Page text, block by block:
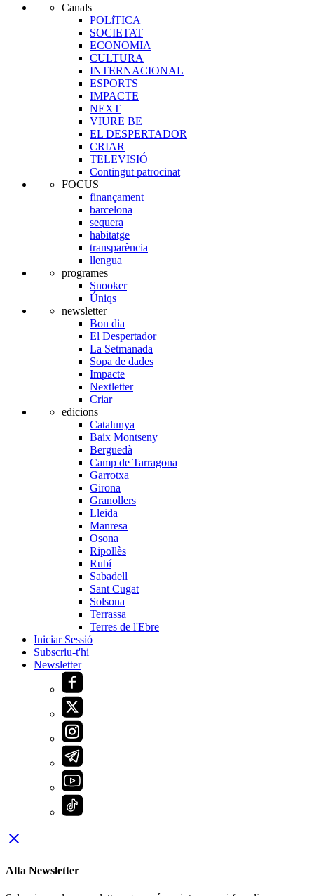
Canals
POLíTICA
SOCIETAT
ECONOMIA
CULTURA
INTERNACIONAL
ESPORTS
IMPACTE
NEXT
VIURE BE
EL DESPERTADOR
CRIAR
TELEVISIÓ
Contingut patrocinat
FOCUS
finançament
barcelona
sequera
habitatge
transparència
llengua
programes
Snooker
Úniqs
newsletter
Bon dia
El Despertador
La Setmanada
Sopa de dades
Impacte
Nextletter
Criar
edicions
Catalunya
Baix Montseny
Berguedà
Camp de Tarragona
Garrotxa
Girona
Granollers
Lleida
Manresa
Osona
Ripollès
Rubí
Sabadell
Sant Cugat
Solsona
Terrassa
Terres de l'Ebre
Iniciar Sessió
Subscriu-t'hi
Newsletter
close
Alta Newsletter